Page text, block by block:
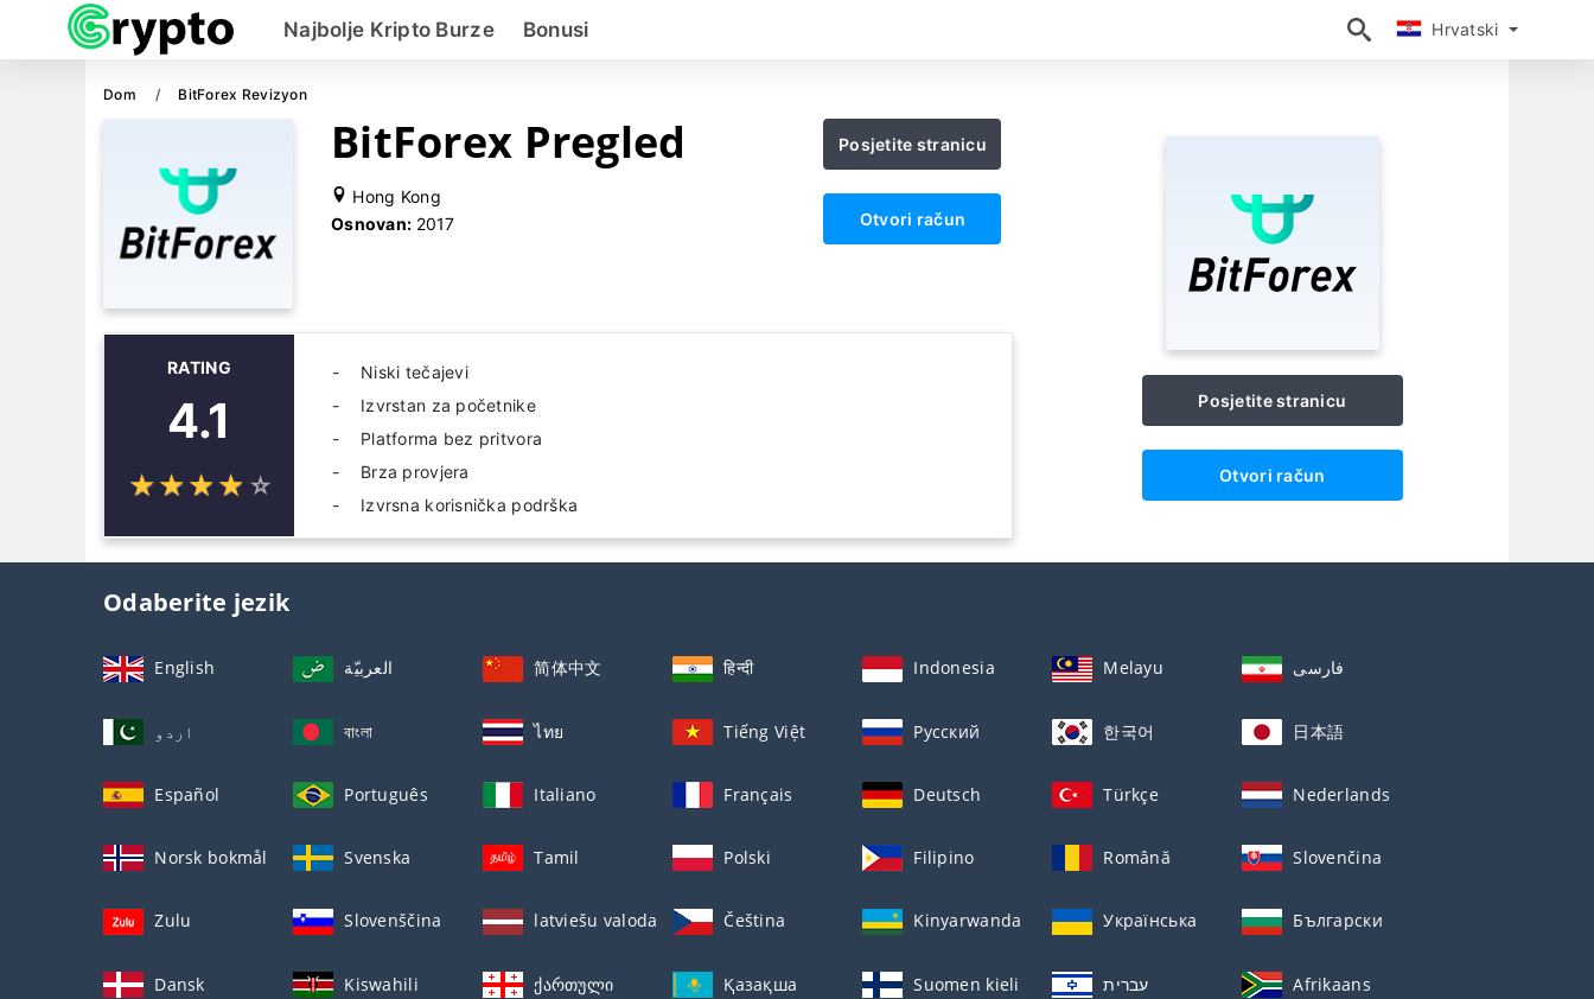
Hrvatski
Najbolje Kripto Burze Bonusi Hrvatski
Dom BitForex Revizyon
BitForex Pregled
Hong Kong
Osnovan: 2017
Posjetite stranicu
Otvori račun
RATING
4.1
☆☆☆☆ ☆
★★★★ ★
Niski tečajevi
Izvrstan za početnike
Platforma bez pritvora
Brza provjera
Izvrsna korisnička podrška
Posjetite stranicu
Otvori račun
Odaberite jezik
English العربيّة 简体中文 हिन्दी Indonesia Melayu فارسی
اردو বাংলা ไทย Tiếng Việt Русский 한국어 日本語
Español Português Italiano Français Deutsch Türkçe Nederlands
Norsk bokmål Svenska Tamil Polski Filipino Română Slovenčina
Zulu Slovenščina latviešu valoda Čeština Kinyarwanda Українська Български
Dansk Kiswahili ქართული Қазақша Suomen kieli עברית Afrikaans